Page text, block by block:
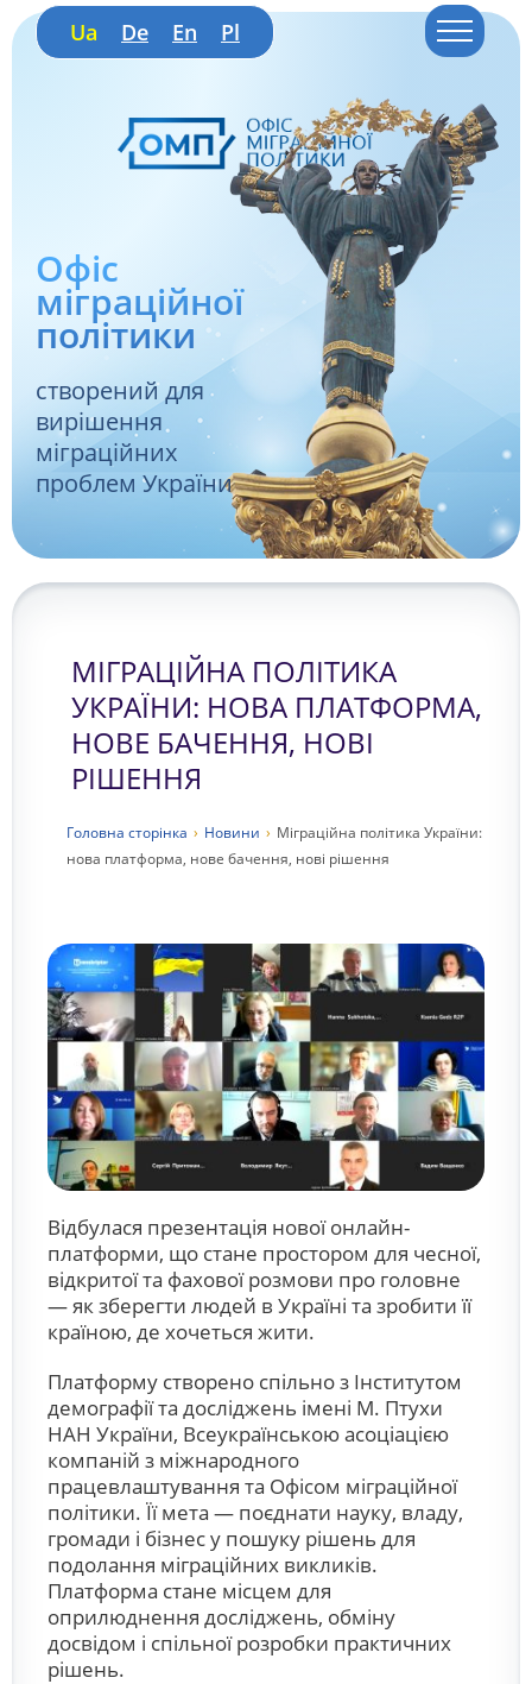
Ua De En Pl
Офіс
міграційної
політики
створений для
вирішення
міграційних
проблем України
МІГРАЦІЙНА ПОЛІТИКА
УКРАЇНИ: НОВА ПЛАТФОРМА,
НОВЕ БАЧЕННЯ, НОВІ
РІШЕННЯ
Головна сторiнка › Новини › Міграційна політика України:
нова платформа, нове бачення, нові рішення
Відбулася презентація нової онлайн-
платформи, що стане простором для чесної,
відкритої та фахової розмови про головне
— як зберегти людей в Україні та зробити її
країною, де хочеться жити.
Платформу створено спільно з Інститутом
демографії та досліджень імені М. Птухи
НАН України, Всеукраїнською асоціацією
компаній з міжнародного
працевлаштування та Офісом міграційної
політики. Її мета — поєднати науку, владу,
громади і бізнес у пошуку рішень для
подолання міграційних викликів.
Платформа стане місцем для
оприлюднення досліджень, обміну
досвідом і спільної розробки практичних
рішень.